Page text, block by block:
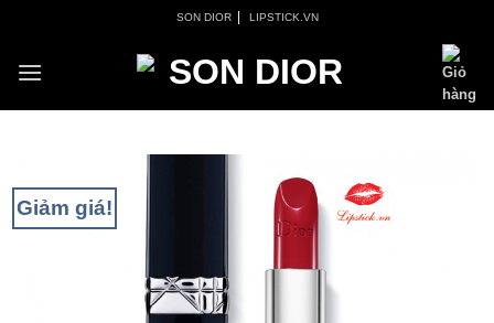
content
SON DIOR | LIPSTICK.VN
Giảm giá!